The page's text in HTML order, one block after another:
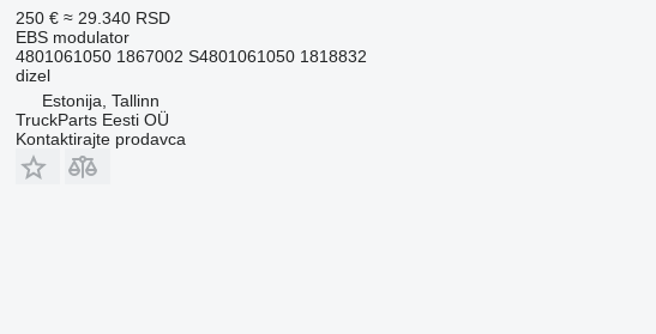
250 € ≈ 29.340 RSD
EBS modulator
4801061050 1867002 S4801061050 1818832
dizel
Estonija, Tallinn
TruckParts Eesti OÜ
Kontaktirajte prodavca